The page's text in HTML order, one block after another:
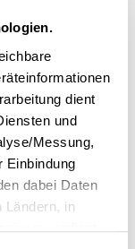
dient
und
Messung,
Einbindung
dabei Daten
Ländern, in